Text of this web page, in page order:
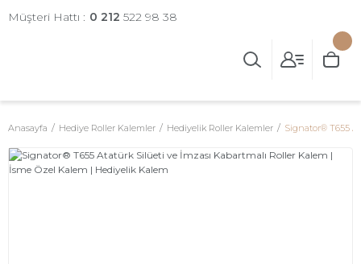
Müşteri Hattı : 0 212 522 98 38
Anasayfa Hediye Roller Kalemler Hediyelik Roller Kalemler Signator® T655